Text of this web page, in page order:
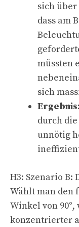
sich über
dass am
müssten
sich
Ergebnis:
durch
unnötig
H3: Szenario
Wählt man den
Winkel von
konzentrierter